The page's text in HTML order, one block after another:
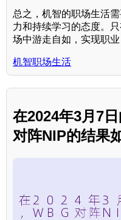
总之，机智的职场生活
力和持续学习的态度。
场中游走自如，实现职业
机智职场生活
在2024年3月7
对阵NIP的结果